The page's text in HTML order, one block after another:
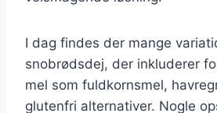
I dag findes der mange
snobrødsdej, der inkluderer
mel som fuldkornsmel,
glutenfri alternativer. Nogle